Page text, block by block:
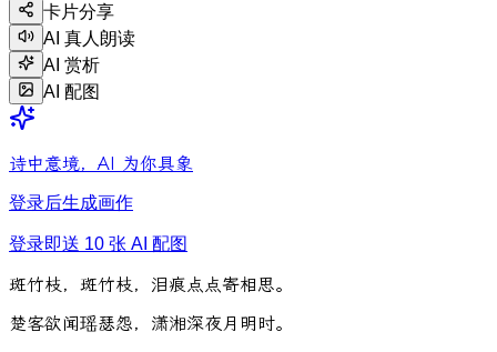
卡片分享
AI 真人朗读
AI 赏析
AI 配图
诗中意境，AI 为你具象
登录后生成画作
登录即送 10 张 AI 配图
斑竹枝， 斑竹枝， 泪痕点点寄相思。
楚客欲闻瑶瑟怨， 潇湘深夜月 明时。